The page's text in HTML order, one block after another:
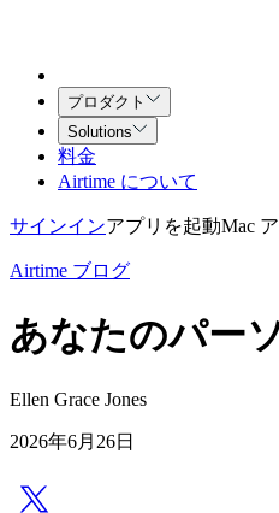
プロダクト
Solutions
料金
Airtime について
サインインアプリを起動Mac
Airtime ブログ
あなたのパー
Ellen Grace Jones
2026年6月26日